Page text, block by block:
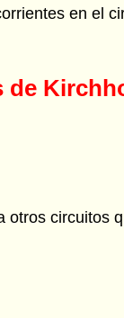
en el
de
otros circuitos